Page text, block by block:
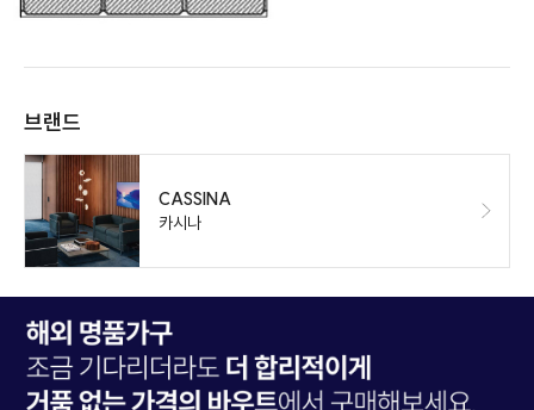
브랜드
CASSINA
카시나